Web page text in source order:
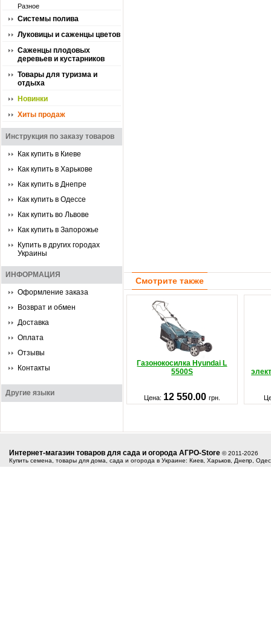
Разное
Системы полива
Луковицы и саженцы цветов
Саженцы плодовых
деревьев и кустарников
Товары для туризма и
отдыха
Новинки
Хиты продаж
Инструкция по заказу товаров
Как купить в Киеве
Как купить в Харькове
Как купить в Днепре
Как купить в Одессе
Как купить во Львове
Как купить в Запорожье
Купить в других городах
Украины
ИНФОРМАЦИЯ
Оформление заказа
Возврат и обмен
Доставка
Оплата
Отзывы
Контакты
Другие языки
Смотрите также
Газонокосилка Hyundai L
5500S
Цена: 12 550.00 грн.
Интернет-магазин товаров для сада и огорода АГРО-Store © 2011-2026
Купить семена, товары для дома, сада и огорода в Украине: Киев, Харьков, Днепр,